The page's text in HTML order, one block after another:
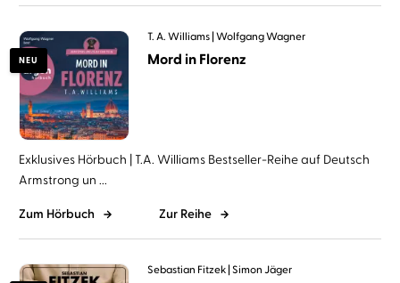
NEU
T. A. Williams Wolfgang Wagner
Mord in Florenz
Exklusives Hörbuch | T.A. Williams Bestseller-Reihe auf Deutsch
Armstrong un ...
Zum Hörbuch Zur Reihe
Sebastian Fitzek Simon Jäger